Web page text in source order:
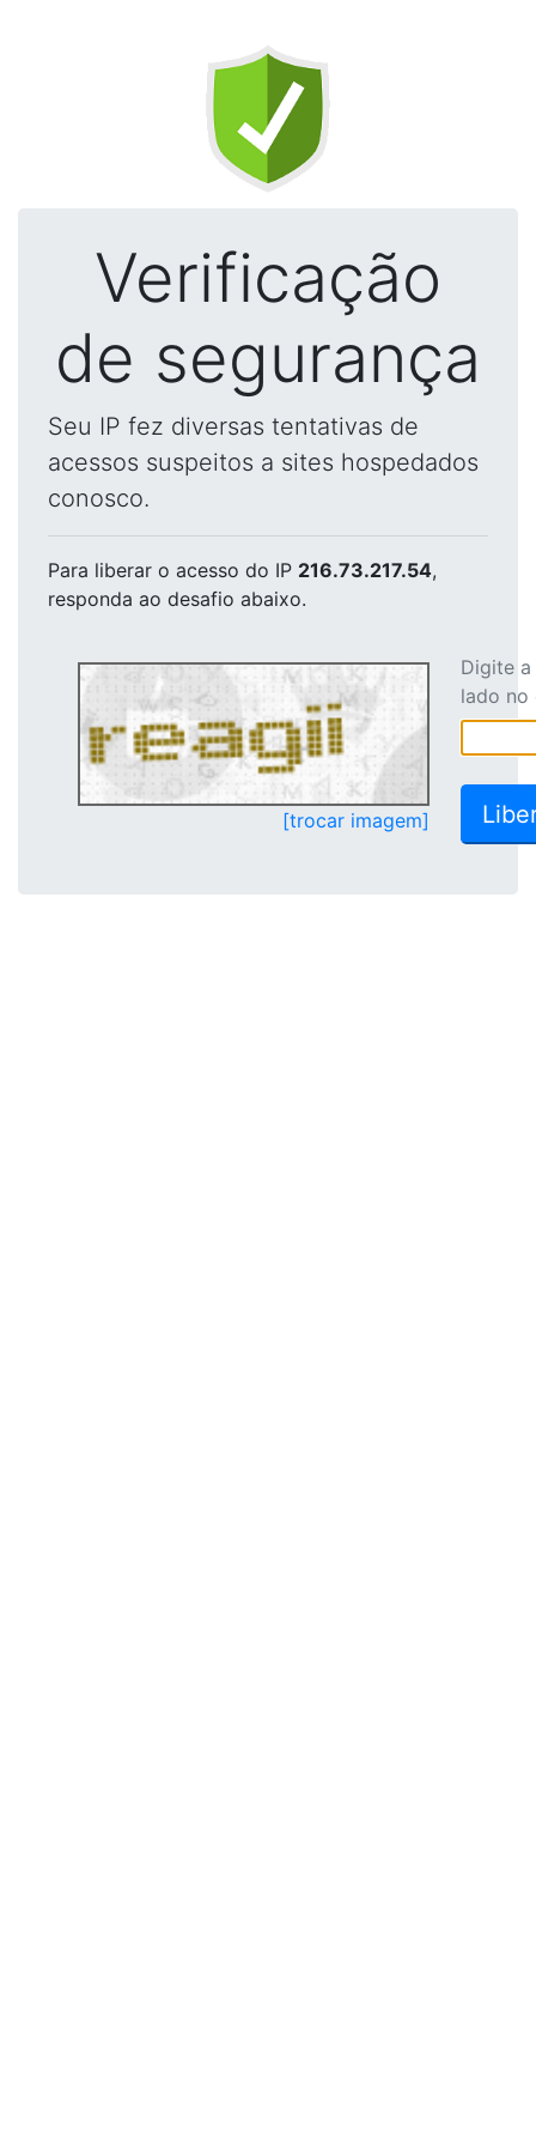
Verificação
de segurança
Seu IP fez diversas tentativas de
acessos suspeitos a sites hospedados
conosco.
Para liberar o acesso do IP 216.73.217.54,
responda ao desafio abaixo.
[trocar imagem]
Digite
lado no